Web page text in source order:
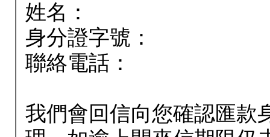
姓名：
身分證字號：
聯絡電話：
我們會回信向您確認匯款